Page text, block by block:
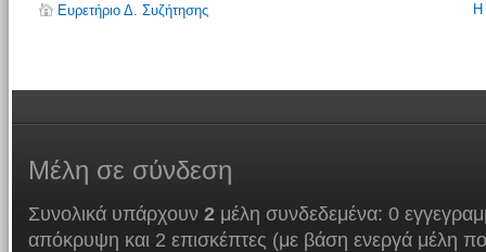
Ευρετήριο Δ. Συζήτησης Η
Μέλη σε σύνδεση
Συνολικά υπάρχουν 2μέλη συνδεδεμένα: 0
απόκρυψη και 2 επισκέπτες (με βάση ενεργά μέλη